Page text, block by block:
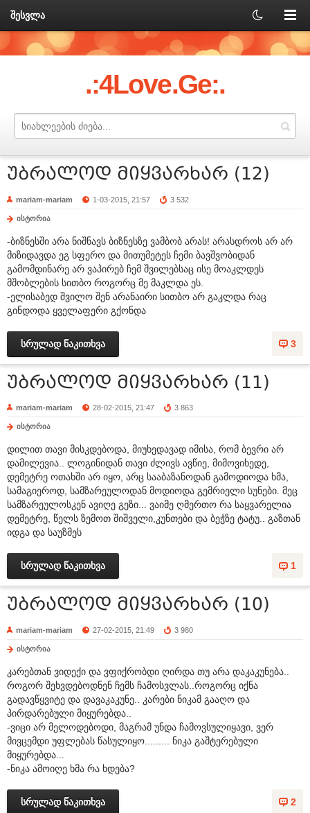
შესვლა
.:4Love.Ge:.
უბრალოდ მიყვარხარ (12)
mariam-mariam 1-03-2015, 21:57 3 532
ისტორია
-ბიზნესში არა ნიშნავს ბიზნესზე ვამბობ არას! არასდროს არ არ
მიზიდავდა ეგ სფერო და მითუმეტეს ჩემი ბავშვობიდან
გამომდინარე არ ვაპირებ ჩემ შვილებსაც ისე მოაკლდეს
მშობლების სითბო როგორც მე მაკლდა ეს.
-ელისაბედ შვილო შენ არანაირი სითბო არ გაკლდა რაც
გინდოდა ყველაფერი გქონდა
3
სრულად წაკითხვა
უბრალოდ მიყვარხარ (11)
mariam-mariam 28-02-2015, 21:47 3 863
ისტორია
დილით თავი მისკდებოდა, მიუხედავად იმისა, რომ ბევრი არ
დამილევია.. ლოგინიდან თავი ძლივს ავწიე, მიმოვიხედე,
დემეტრე ოთახში არ იყო, არც სააბაზანოდან გამოდიოდა ხმა,
სამაგიეროდ, სამზარეულოდან მოდიოდა გემრიელი სუნები. მეც
სამზარეულოსკენ ავიღე გეზი... ვაიმე ღმერთო რა საყვარელია
დემეტრე, წელს ზემოთ შიშველი,კუნთები და ბეჭზე ტატუ.. გაზთან
იდგა და საუზმეს
1
სრულად წაკითხვა
უბრალოდ მიყვარხარ (10)
mariam-mariam 27-02-2015, 21:49 3 980
ისტორია
კარებთან ვიდექი და ვფიქრობდი ღირდა თუ არა დაკაკუნება..
როგორ შეხვდებოდნენ ჩემს ჩამოსვლას..როგორც იქნა
გადავწყვიტე და დავაკაკუნე.. კარები ნიკამ გააღო და
პირდარებული მიყურებდა..
-ვიცი არ მელოდებოდი, მაგრამ უნდა ჩამოვსულიყავი, ვერ
მივცემდი უფლებას წასულიყო......... ნიკა გაშტერებული
მიყურებდა...
-ნიკა ამოიღე ხმა რა ხდება?
2
სრულად წაკითხვა